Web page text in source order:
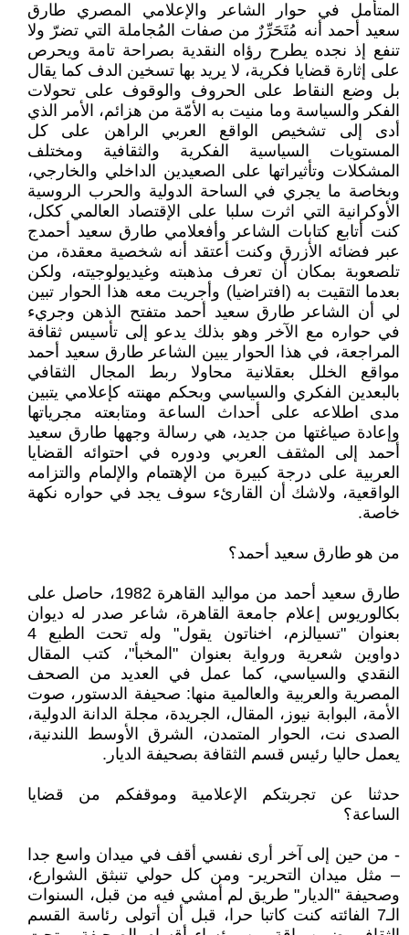
المتأمل في حوار الشاعر والإعلامي المصري طارق
سعيد أحمد أنه مُتَحَرِّرٌ من صفات المُجاملة التي تضرّ ولا
تنفع إذ نجده يطرح رؤاه النقدية بصراحة تامة ويحرص
على إثارة قضايا فكرية، لا يريد بها تسخين الدف كما يقال
بل وضع النقاط على الحروف والوقوف على تحولات
الفكر والسياسة وما منيت به الأمّة من هزائم، الأمر الذي
أدى إلى تشخيص الواقع العربي الراهن على كل
المستويات السياسية الفكرية والثقافية ومختلف
المشكلات وتأثيراتها على الصعيدين الداخلي والخارجي،
وبخاصة ما يجري في الساحة الدولية والحرب الروسية
الأوكرانية التي اثرت سلبا على الإقتصاد العالمي ككل،
كنت أتابع كتابات الشاعر وأفعلامي طارق سعيد أحمدج
عبر فضائه الأزرق وكنت أعتقد أنه شخصية معقدة، من
تلصعوبة بمكان أن تعرف مذهبته وغيديولوجيته، ولكن
بعدما التقيت به (افتراضيا) وأجريت معه هذا الحوار تبين
لي أن الشاعر طارق سعيد أحمد متفتح الذهن وجريء
في حواره مع الآخر وهو بذلك يدعو إلى تأسيس ثقافة
المراجعة، في هذا الحوار يبين الشاعر طارق سعيد أحمد
مواقع الخلل بعقلانية محاولا ربط المجال الثقافي
بالبعدين الفكري والسياسي وبحكم مهنته كإعلامي يتبين
مدى اطلاعه على أحداث الساعة ومتابعته مجرياتها
وإعادة صياغتها من جديد، هي رسالة وجهها طارق سعيد
أحمد إلى المثقف العربي ودوره في احتوائه القضايا
العربية على درجة كبيرة من الإهتمام والإلمام والتزامه
الواقعية، ولاشك أن القارئء سوف يجد في حواره نكهة
خاصة.
من هو طارق سعيد أحمد؟
طارق سعيد أحمد من مواليد القاهرة 1982، حاصل على
بكالوريوس إعلام جامعة القاهرة، شاعر صدر له ديوان
بعنوان "تسيالزم، اخناتون يقول" وله تحت الطبع 4
دواوين شعرية ورواية بعنوان "المخبأ"، كتب المقال
النقدي والسياسي، كما عمل في العديد من الصحف
المصرية والعربية والعالمية منها: صحيفة الدستور، صوت
الأمة، البوابة نيوز، المقال، الجريدة، مجلة الدانة الدولية،
الصدى نت، الحوار المتمدن، الشرق الأوسط اللندنية،
يعمل حاليا رئيس قسم الثقافة بصحيفة الديار.
حدثنا عن تجربتكم الإعلامية وموقفكم من قضايا
الساعة؟
- من حين إلى آخر أرى نفسي أقف في ميدان واسع جدا
– مثل ميدان التحرير- ومن كل حولي تنبثق الشوارع،
وصحيفة "الديار" طريق لم أمشي فيه من قبل، السنوات
الـ7 الفائته كنت كاتبا حرا، قبل أن أتولى رئاسة القسم